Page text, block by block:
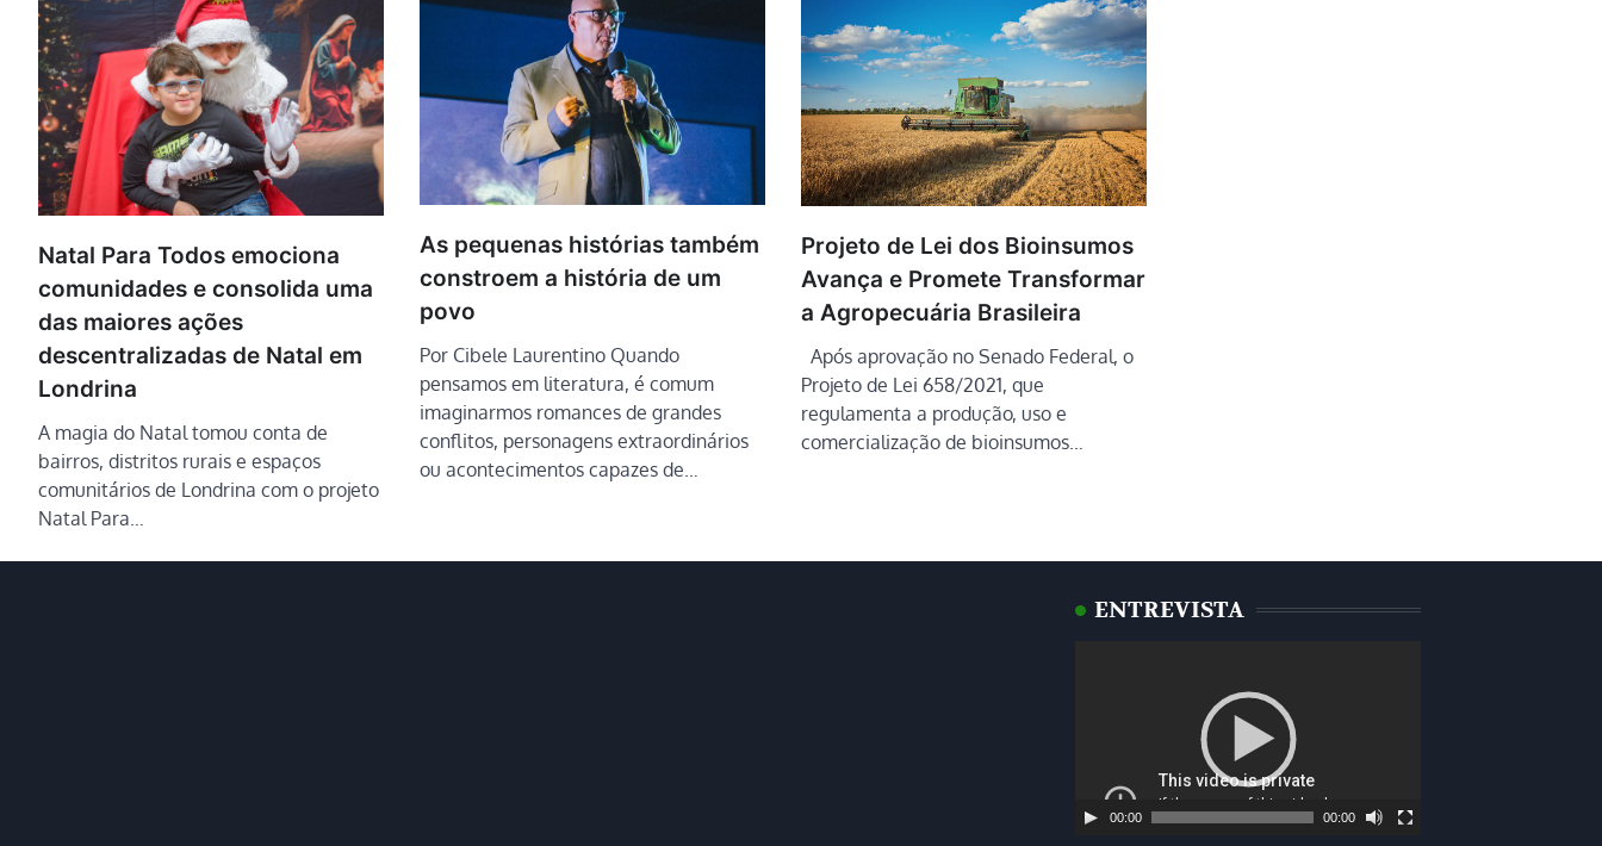
Natal Para Todos emociona
comunidades e consolida uma
das maiores ações
descentralizadas de Natal em
Londrina
A magia do Natal tomou conta de
bairros, distritos rurais e espaços
comunitários de Londrina com o projeto
Natal Para…
As pequenas histórias também
constroem a história de um
povo
Por Cibele Laurentino Quando
pensamos em literatura, é comum
imaginarmos romances de grandes
conflitos, personagens extraordinários
ou acontecimentos capazes de…
Projeto de Lei dos Bioinsumos
Avança e Promete Transformar
a Agropecuária Brasileira
Após aprovação no Senado Federal, o
Projeto de Lei 658/2021, que
regulamenta a produção, uso e
comercialização de bioinsumos…
ENTREVISTA
00:00 00:00